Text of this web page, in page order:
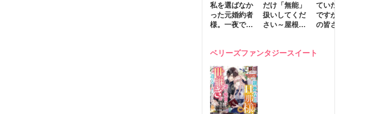
私を選ばなか
った元婚約者
様。一夜で大
ました２
だけ「無能」
扱いしてくだ
さい～屋根裏
動かす万能令
ていたのは私
ですが、王家
の皆さんお忘
れ才女の辺境
ベリーズファンタジースイート